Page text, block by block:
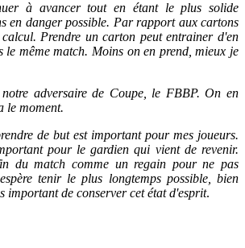
à avancer tout en étant le plus solide
en danger possible. Par rapport aux cartons
Prendre un carton peut entrainer d'en
le même match. Moins on en prend, mieux je
adversaire de Coupe, le FBBP. On en
le moment.
de but est important pour mes joueurs.
pour le gardien qui vient de revenir.
du match comme un regain pour ne pas
tenir le plus longtemps possible, bien
important de conserver cet état d'esprit.